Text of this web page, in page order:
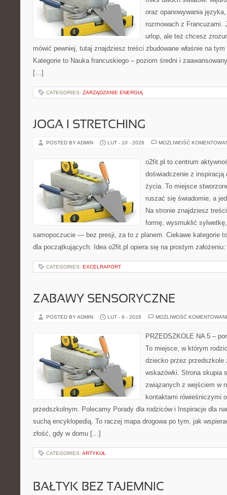
oraz opanowywania
rozmowach z Francuzami.
urlop, ale też chcesz
mówić pewniej, tutaj znajdziesz treści zbudowane właśnie na
Kategorie to Nauka francuskiego – poziom średni i
[…]
CATEGORIES: ZARZĄDZANIE ENERGIĄ
JOGA I STRETCHING
POSTED BY ADMIN LUT - 10 - 2026 MOŻLIWOŚĆ
o2fit.pl to centrum
doświadczenie z
życia. To miejsce
ruszać się świadomie, a
Na stronie znajdziesz
formę, wysmuklić
samopoczucie — bez presji, za to z planem. Ciekawe kategorie
dla początkujących. Idea o2fit.pl opiera się na prostym
CATEGORIES: EXCELRAPORT
ZABAWY SENSORYCZNE
POSTED BY ADMIN LUT - 9 - 2026 MOŻLIWOŚĆ
PRZEDSZKOLE NA 5 –
To miejsce, w którym
dziecko przez przedszkole
wskazówki. Strona skupia
związanych z wejściem w
kontaktami rówieśniczymi
przedszkolnym. Polecamy Porady dla rodziców i Inspiracje dla
suchą encyklopedią. To raczej mapa drogowa po tym, jak
złość, gdy w domu […]
CATEGORIES: ARTYKUŁ
BAŁTYK BEZ TAJEMNIC